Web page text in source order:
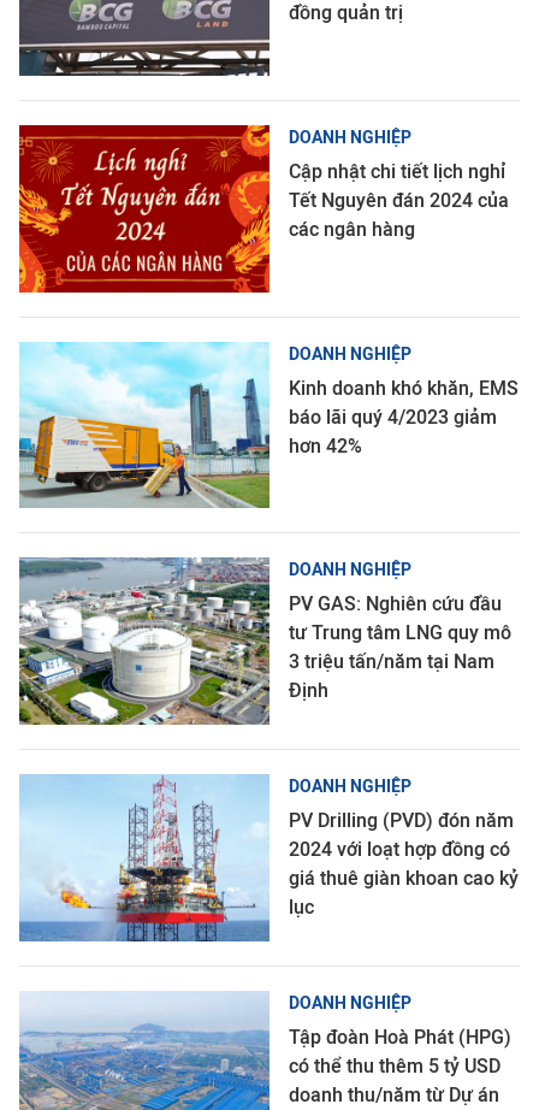
đồng quản trị
DOANH NGHIỆP
Cập nhật chi tiết lịch nghỉ
Tết Nguyên đán 2024 của
các ngân hàng
DOANH NGHIỆP
Kinh doanh khó khăn, EMS
báo lãi quý 4/2023 giảm
hơn 42%
DOANH NGHIỆP
PV GAS: Nghiên cứu đầu
tư Trung tâm LNG quy mô
3 triệu tấn/năm tại Nam
Định
DOANH NGHIỆP
PV Drilling (PVD) đón năm
2024 với loạt hợp đồng có
giá thuê giàn khoan cao kỷ
lục
DOANH NGHIỆP
Tập đoàn Hoà Phát (HPG)
có thể thu thêm 5 tỷ USD
doanh thu/năm từ Dự án